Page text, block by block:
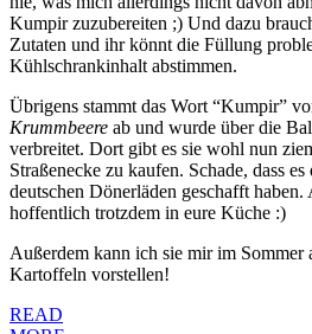
Kumpir zuzubereiten ;) Und dazu
Zutaten und ihr könnt die Füllung
Kühlschrankinhalt abstimmen.
Übrigens stammt das Wort “Kumpir”
Krummbeere ab und wurde über die
verbreitet. Dort gibt es sie wohl nun
Straßenecke zu kaufen. Schade, dass
deutschen Dönerläden geschafft haben.
hoffentlich trotzdem in eure Küche :)
Außerdem kann ich sie mir im Sommer
Kartoffeln vorstellen!
READ